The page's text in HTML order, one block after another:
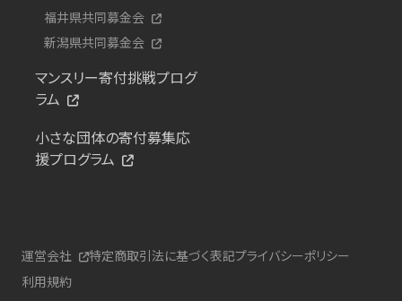
福井県共同募金会
新潟県共同募金会
マンスリー寄付挑戦プログ
ラム
小さな団体の寄付募集応
援プログラム
運営会社 特定商取引法に基づく表記プライバシーポリシー
利用規約